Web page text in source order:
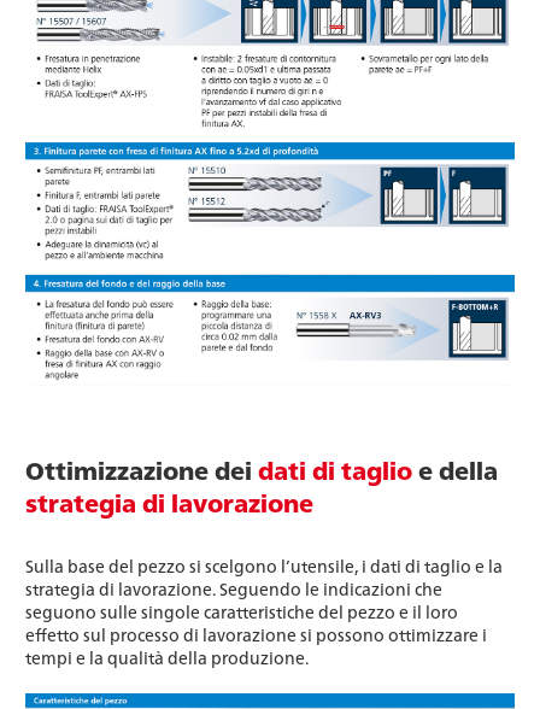
Ottimizzazione dei dati di taglioe della
strategia di lavorazione
Sulla base del pezzo si scelgono l’utensile, i dati di taglio e la
strategia di lavorazione. Seguendo le indicazioni che
seguono sulle singole caratteristiche del pezzo e il loro
effetto sul processo di lavorazione si possono ottimizzare i
tempi e la qualità della produzione.